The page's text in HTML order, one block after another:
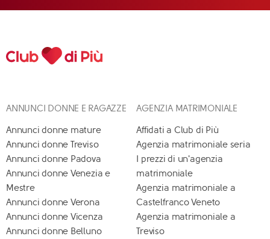
ANNUNCI DONNE E RAGAZZE
Annunci donne mature
Annunci donne Treviso
Annunci donne Padova
Annunci donne Venezia e
Mestre
Annunci donne Verona
Annunci donne Vicenza
Annunci donne Belluno
AGENZIA MATRIMONIALE
Affidati a Club di Più
Agenzia matrimoniale seria
I prezzi di un'agenzia
matrimoniale
Agenzia matrimoniale a
Castelfranco Veneto
Agenzia matrimoniale a
Treviso